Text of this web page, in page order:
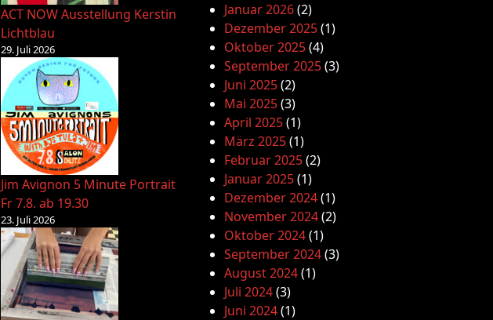
ACT NOW Ausstellung Kerstin
Lichtblau
29. Juli 2026
Jim Avignon 5 Minute Portrait
Fr 7.8. ab 19.30
23. Juli 2026
Januar 2026(2)
Dezember 2025(1)
Oktober 2025(4)
September 2025(3)
Juni 2025(2)
Mai 2025(3)
April 2025(1)
März 2025(1)
Februar 2025(2)
Januar 2025(1)
Dezember 2024(1)
November 2024(2)
Oktober 2024(1)
September 2024(3)
August 2024(1)
Juli 2024(3)
Juni 2024(1)